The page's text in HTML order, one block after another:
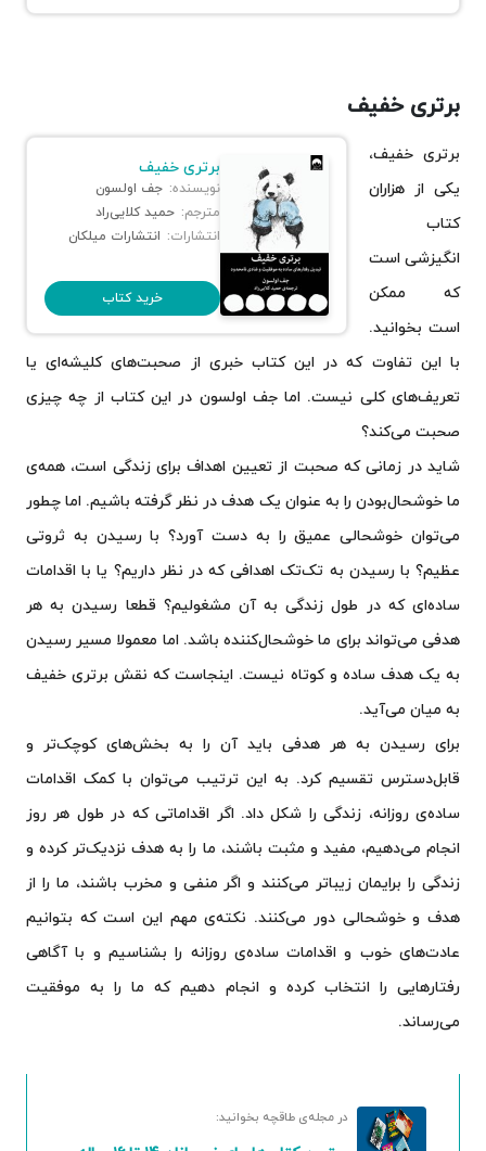
برتری خفیف
برتری خفیف
نویسنده: جف اولسون
مترجم: حمید کلایی‌راد
انتشارات: انتشارات میلکان
خرید کتاب
برتری خفیف،
یکی از هزاران
کتاب
انگیزشی است
که ممکن
است بخوانید.
با این تفاوت که در این کتاب خبری از صحبت‌های کلیشه‌ای یا
تعریف‌های کلی نیست. اما جف اولسون در این کتاب از چه چیزی
صحبت می‌کند؟
شاید در زمانی که صحبت از تعیین اهداف برای زندگی است، همه‌ی
ما خوشحال‌بودن را به عنوان یک هدف در نظر گرفته باشیم. اما چطور
می‌توان خوشحالی عمیق را به دست آورد؟ با رسیدن به ثروتی
عظیم؟ با رسیدن به تک‌تک اهدافی که در نظر داریم؟ یا با اقدامات
ساده‌ای که در طول زندگی به آن مشغولیم؟ قطعا رسیدن به هر
هدفی می‌تواند برای ما خوشحال‌کننده باشد. اما معمولا مسیر رسیدن
به یک هدف ساده و کوتاه نیست. اینجاست که نقش برتری خفیف
به میان می‌آید.
برای رسیدن به هر هدفی باید آن را به بخش‌های کوچک‌تر و
قابل‌دسترس تقسیم کرد. به این ترتیب می‌توان با کمک اقدامات
ساده‌ی روزانه، زندگی را شکل داد. اگر اقداماتی که در طول هر روز
انجام می‌دهیم، مفید و مثبت باشند، ما را به هدف نزدیک‌تر کرده و
زندگی را برایمان زیباتر می‌کنند و اگر منفی و مخرب باشند، ما را از
هدف و خوشحالی دور می‌کنند. نکته‌ی مهم این است که بتوانیم
عادت‌های خوب و اقدامات ساده‌ی روزانه را بشناسیم و با آگاهی
رفتارهایی را انتخاب کرده و انجام دهیم که ما را به موفقیت
می‌رساند.
در مجله‌ی طاقچه بخوانید: